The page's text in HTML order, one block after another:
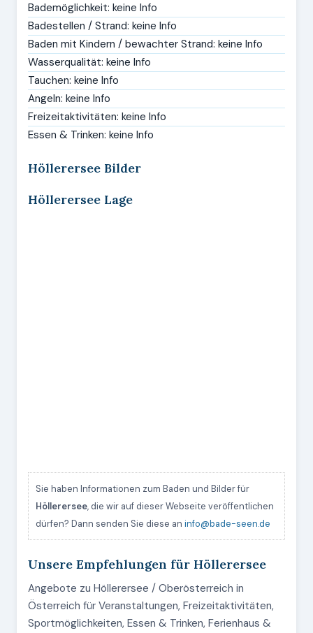
Bademöglichkeit: keine Info
Badestellen / Strand: keine Info
Baden mit Kindern / bewachter Strand: keine Info
Wasserqualität: keine Info
Tauchen: keine Info
Angeln: keine Info
Freizeitaktivitäten: keine Info
Essen & Trinken: keine Info
Höllerersee Bilder
Höllerersee Lage
Sie haben Informationen zum Baden und Bilder für
Höllerersee, die wir auf dieser Webseite veröffentlichen
dürfen? Dann senden Sie diese an info@bade-seen.de
Unsere Empfehlungen für Höllerersee
Angebote zu Höllerersee / Oberösterreich in
Österreich für Veranstaltungen, Freizeitaktivitäten,
Sportmöglichkeiten, Essen & Trinken, Ferienhaus &